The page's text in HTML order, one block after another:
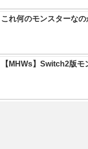
これ何のモンスターな
【MHWs】Switch2版モ